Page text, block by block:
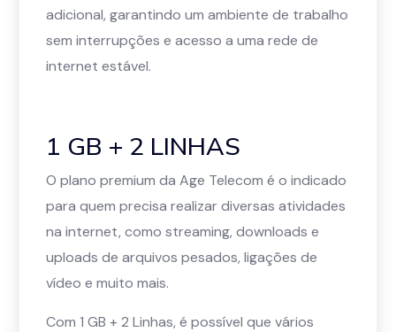
adicional, garantindo um ambiente de trabalho
sem interrupções e acesso a uma rede de
internet estável.
1 GB + 2 LINHAS
O plano premium da Age Telecom é o indicado
para quem precisa realizar diversas atividades
na internet, como streaming, downloads e
uploads de arquivos pesados, ligações de
vídeo e muito mais.
Com 1 GB + 2 Linhas, é possível que vários